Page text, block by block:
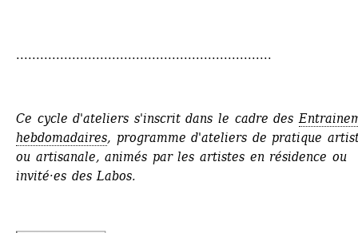
................................................................
Ce cycle d'ateliers s'inscrit dans le cadre des
hebdomadaires, programme d'ateliers de pratique
ou artisanale, animés par les artistes en résidence ou
invité·es des Labos.